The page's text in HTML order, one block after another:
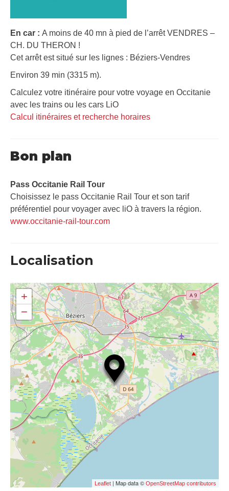
En car : A moins de 40 mn à pied de l’arrêt VENDRES –
CH. DU THERON !
Cet arrêt est situé sur les lignes : Béziers-Vendres
Environ 39 min (3315 m).
Calculez votre itinéraire pour votre voyage en Occitanie
avec les trains ou les cars LiO
Calcul itinéraires et recherche horaires
Bon plan
Pass Occitanie Rail Tour​
Choisissez le pass Occitanie Rail Tour et son tarif
préférentiel pour voyager avec liO à travers la région.
www.occitanie-rail-tour.com
Localisation
+
−
Leaflet | Map data © OpenStreetMap contributors